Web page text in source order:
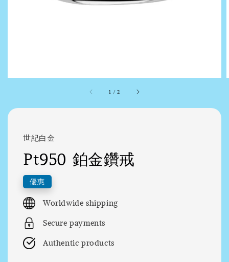
1 /2
世紀白金
Pt950 鉑金鑽戒
優惠
Worldwide shipping
Secure payments
Authentic products